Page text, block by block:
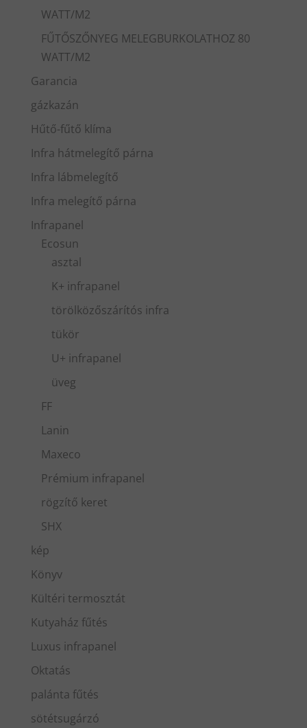
WATT/M2
FŰTŐSZŐNYEG MELEGBURKOLATHOZ 80
WATT/M2
Garancia
gázkazán
Hűtő-fűtő klíma
Infra hátmelegítő párna
Infra lábmelegítő
Infra melegítő párna
Infrapanel
Ecosun
asztal
K+ infrapanel
törölközőszárítós infra
tükör
U+ infrapanel
üveg
FF
Lanin
Maxeco
Prémium infrapanel
rögzítő keret
SHX
kép
Könyv
Kültéri termosztát
Kutyaház fűtés
Luxus infrapanel
Oktatás
palánta fűtés
sötétsugárzó